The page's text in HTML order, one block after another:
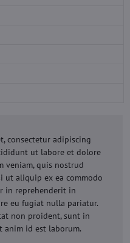
consectetur adipiscing
ut labore et dolore
veniam, quis nostrud
ut aliquip ex ea commodo
in reprehenderit in
eu fugiat nulla pariatur.
non proident, sunt in
id est laborum.